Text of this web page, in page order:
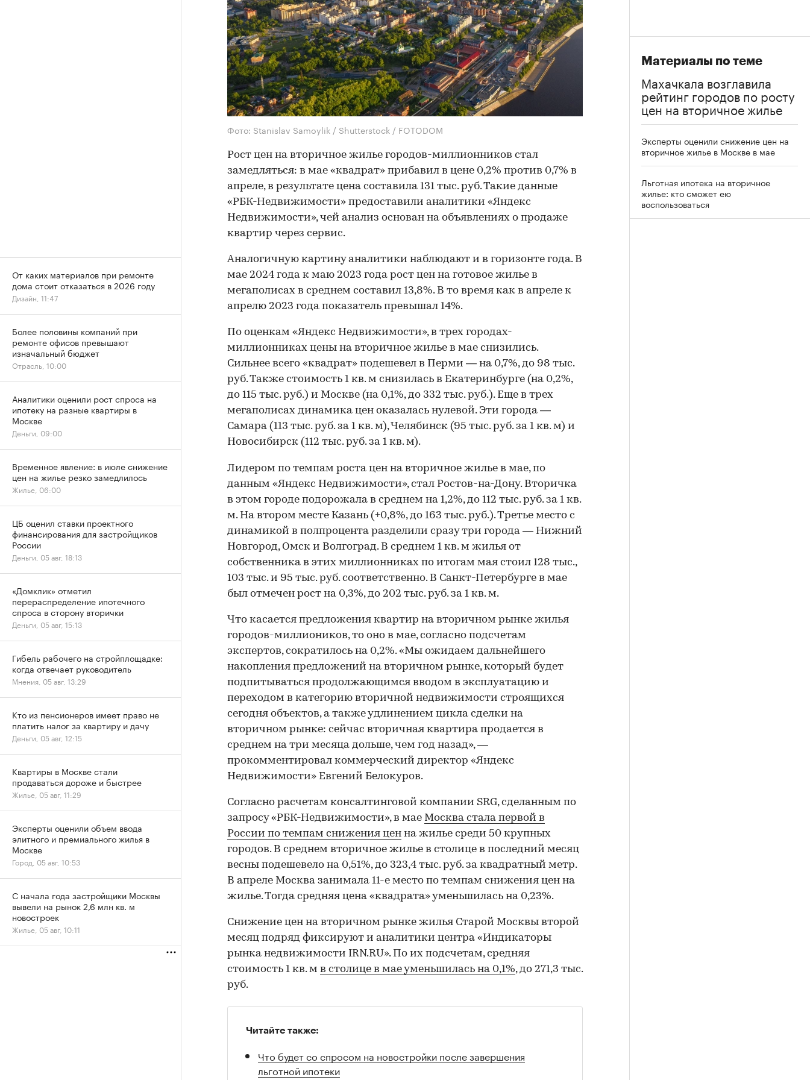
Фото: Stanislav Samoylik / Shutterstock / FOTODOM
Рост цен на вторичное жилье городов-миллионников стал
замедляться: в мае «квадрат» прибавил в цене 0,2% против 0,7% в
апреле, в результате цена составила 131 тыс. руб. Такие данные
«РБК-Недвижимости» предоставили аналитики «Яндекс
Недвижимости», чей анализ основан на объявлениях о продаже
квартир через сервис.
Аналогичную картину аналитики наблюдают и в горизонте года. В
мае 2024 года к маю 2023 года рост цен на готовое жилье в
мегаполисах в среднем составил 13,8%. В то время как в апреле к
апрелю 2023 года показатель превышал 14%.
По оценкам «Яндекс Недвижимости», в трех городах-
миллионниках цены на вторичное жилье в мае снизились.
Сильнее всего «квадрат» подешевел в Перми — на 0,7%, до 98 тыс.
руб. Также стоимость 1 кв. м снизилась в Екатеринбурге (на 0,2%,
до 115 тыс. руб.) и Москве (на 0,1%, до 332 тыс. руб.). Еще в трех
мегаполисах динамика цен оказалась нулевой. Эти города —
Самара (113 тыс. руб. за 1 кв. м), Челябинск (95 тыс. руб. за 1 кв. м) и
Новосибирск (112 тыс. руб. за 1 кв. м).
Лидером по темпам роста цен на вторичное жилье в мае, по
данным «Яндекс Недвижимости», стал Ростов-на-Дону. Вторичка
в этом городе подорожала в среднем на 1,2%, до 112 тыс. руб. за 1 кв.
м. На втором месте Казань (+0,8%, до 163 тыс. руб.). Третье место с
динамикой в полпроцента разделили сразу три города — Нижний
Новгород, Омск и Волгоград. В среднем 1 кв. м жилья от
собственника в этих миллионниках по итогам мая стоил 128 тыс.,
103 тыс. и 95 тыс. руб. соответственно. В Санкт-Петербурге в мае
был отмечен рост на 0,3%, до 202 тыс. руб. за 1 кв. м.
Что касается предложения квартир на вторичном рынке жилья
городов-миллиоников, то оно в мае, согласно подсчетам
экспертов, сократилось на 0,2%. «Мы ожидаем дальнейшего
накопления предложений на вторичном рынке, который будет
подпитываться продолжающимся вводом в эксплуатацию и
переходом в категорию вторичной недвижимости строящихся
сегодня объектов, а также удлинением цикла сделки на
вторичном рынке: сейчас вторичная квартира продается в
среднем на три месяца дольше, чем год назад», —
прокомментировал коммерческий директор «Яндекс
Недвижимости» Евгений Белокуров.
Согласно расчетам консалтинговой компании SRG, сделанным по
запросу «РБК-Недвижимости», в мае Москва стала первой в
России по темпам снижения цен на жилье среди 50 крупных
городов. В среднем вторичное жилье в столице в последний месяц
весны подешевело на 0,51%, до 323,4 тыс. руб. за квадратный метр.
В апреле Москва занимала 11-е место по темпам снижения цен на
жилье. Тогда средняя цена «квадрата» уменьшилась на 0,23%.
Снижение цен на вторичном рынке жилья Старой Москвы второй
месяц подряд фиксируют и аналитики центра «Индикаторы
рынка недвижимости IRN.RU». По их подсчетам, средняя
стоимость 1 кв. м в столице в мае уменьшилась на 0,1%, до 271,3 тыс.
руб.
Читайте также:
Что будет со спросом на новостройки после завершения
льготной ипотеки
Материалы по теме
Махачкала возглавила
рейтинг городов по росту
цен на вторичное жилье
Эксперты оценили снижение цен на
вторичное жилье в Москве в мае
Льготная ипотека на вторичное
жилье: кто сможет ею
воспользоваться
От каких материалов при ремонте
дома стоит отказаться в 2026 году
Дизайн, 11:47
Более половины компаний при
ремонте офисов превышают
изначальный бюджет
Отрасль, 10:00
Аналитики оценили рост спроса на
ипотеку на разные квартиры в
Москве
Деньги, 09:00
Временное явление: в июле снижение
цен на жилье резко замедлилось
Жилье, 06:00
ЦБ оценил ставки проектного
финансирования для застройщиков
России
Деньги, 05 авг, 18:13
«Домклик» отметил
перераспределение ипотечного
спроса в сторону вторички
Деньги, 05 авг, 15:13
Гибель рабочего на стройплощадке:
когда отвечает руководитель
Мнения, 05 авг, 13:29
Кто из пенсионеров имеет право не
платить налог за квартиру и дачу
Деньги, 05 авг, 12:15
Квартиры в Москве стали
продаваться дороже и быстрее
Жилье, 05 авг, 11:29
Эксперты оценили объем ввода
элитного и премиального жилья в
Москве
Город, 05 авг, 10:53
С начала года застройщики Москвы
вывели на рынок 2,6 млн кв. м
новостроек
Жилье, 05 авг, 10:11